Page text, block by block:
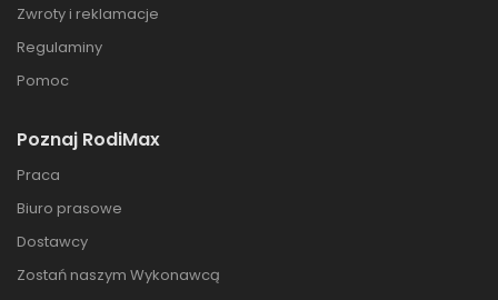
Zwroty i reklamacje
Regulaminy
Pomoc
Poznaj RodiMax
Praca
Biuro prasowe
Dostawcy
Zostań naszym Wykonawcą